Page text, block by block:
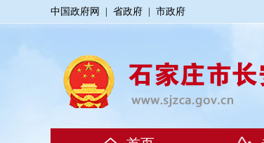
中国政府网 省政府 市政府